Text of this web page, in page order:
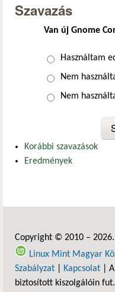
Szavazás
Van új Gnome
Választások
Használtam
Nem
Nem
Korábbi szavazások
Eredmények
Copyright © 2010 – 2026.
Linux Mint Magyar
Szabályzat
Kapcsolat |
biztosított kiszolgálóin fut.